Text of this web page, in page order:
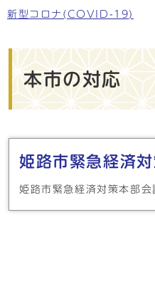
新型コロナ(COVID-19)
本市の対応
メインメニュー
姫路市緊急経済
姫路市緊急経済対策本部